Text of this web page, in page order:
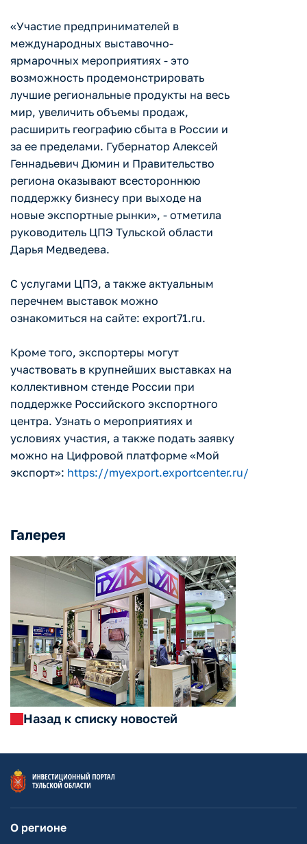
«Участие предпринимателей в
международных выставочно-
ярмарочных мероприятиях - это
возможность продемонстрировать
лучшие региональные продукты на весь
мир, увеличить объемы продаж,
расширить географию сбыта в России и
за ее пределами. Губернатор Алексей
Геннадьевич Дюмин и Правительство
региона оказывают всестороннюю
поддержку бизнесу при выходе на
новые экспортные рынки», - отметила
руководитель ЦПЭ Тульской области
Дарья Медведева.
С услугами ЦПЭ, а также актуальным
перечнем выставок можно
ознакомиться на сайте: export71.ru.
Кроме того, экспортеры могут
участвовать в крупнейших выставках на
коллективном стенде России при
поддержке Российского экспортного
центра. Узнать о мероприятиях и
условиях участия, а также подать заявку
можно на Цифровой платформе «Мой
экспорт»: https://myexport.exportcenter.ru/
Галерея
Назад к списку новостей
О регионе